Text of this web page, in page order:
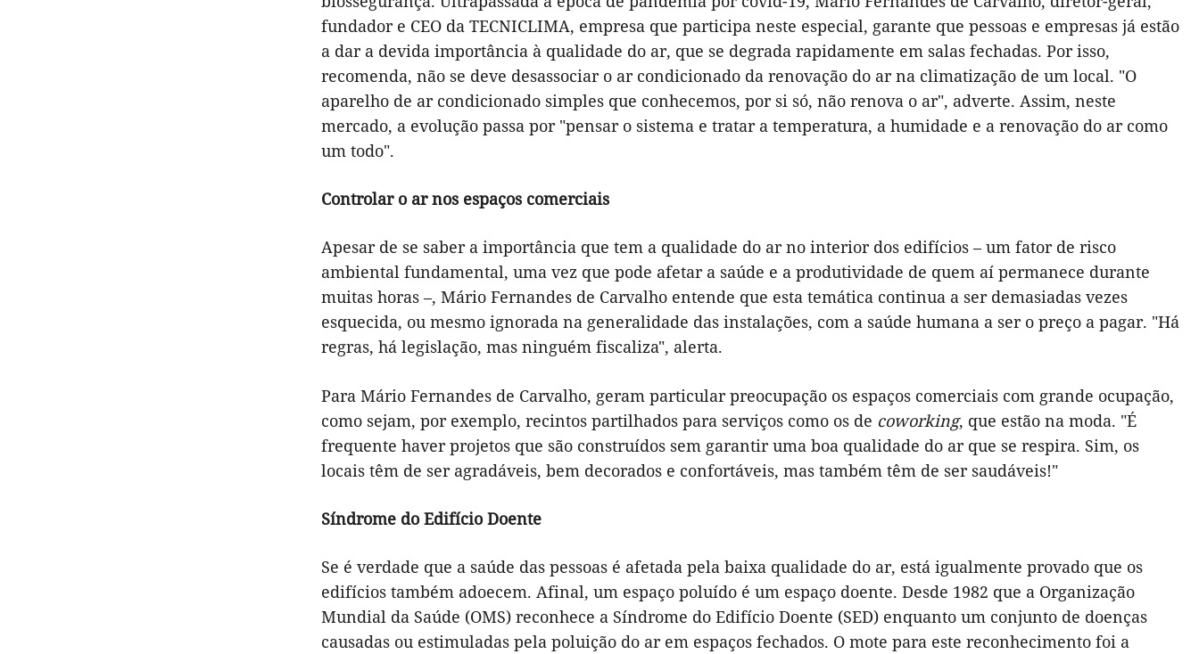
fundador e CEO da TECNICLIMA, empresa que participa neste especial, garante que pessoas e empresas já estão
a dar a devida importância à qualidade do ar, que se degrada rapidamente em salas fechadas. Por isso,
recomenda, não se deve desassociar o ar condicionado da renovação do ar na climatização de um local. "O
aparelho de ar condicionado simples que conhecemos, por si só, não renova o ar", adverte. Assim, neste
mercado, a evolução passa por "pensar o sistema e tratar a temperatura, a humidade e a renovação do ar como
um todo".
Controlar o ar nos espaços comerciais
Apesar de se saber a importância que tem a qualidade do ar no interior dos edifícios – um fator de risco
ambiental fundamental, uma vez que pode afetar a saúde e a produtividade de quem aí permanece durante
muitas horas –, Mário Fernandes de Carvalho entende que esta temática continua a ser demasiadas vezes
esquecida, ou mesmo ignorada na generalidade das instalações, com a saúde humana a ser o preço a pagar. "Há
regras, há legislação, mas ninguém fiscaliza", alerta.
Para Mário Fernandes de Carvalho, geram particular preocupação os espaços comerciais com grande ocupação,
como sejam, por exemplo, recintos partilhados para serviços como os de coworking, que estão na moda. "É
frequente haver projetos que são construídos sem garantir uma boa qualidade do ar que se respira. Sim, os
locais têm de ser agradáveis, bem decorados e confortáveis, mas também têm de ser saudáveis!"
Síndrome do Edifício Doente
Se é verdade que a saúde das pessoas é afetada pela baixa qualidade do ar, está igualmente provado que os
edifícios também adoecem. Afinal, um espaço poluído é um espaço doente. Desde 1982 que a Organização
Mundial da Saúde (OMS) reconhece a Síndrome do Edifício Doente (SED) enquanto um conjunto de doenças
causadas ou estimuladas pela poluição do ar em espaços fechados. O mote para este reconhecimento foi a